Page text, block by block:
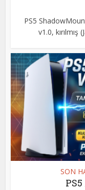
PS5
v1.0, kırılmış
SON